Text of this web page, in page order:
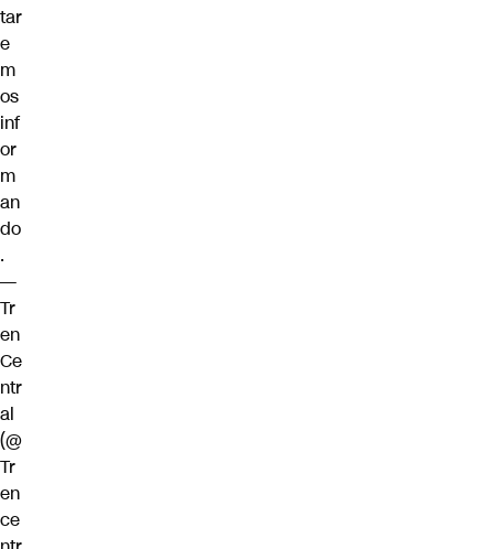
tar
e
m
os
inf
or
m
an
do
.
—
Tr
en
Ce
ntr
al
(@
Tr
en
ce